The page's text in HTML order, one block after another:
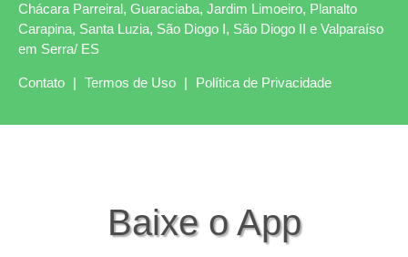
Chácara Parreiral, Guaraciaba, Jardim Limoeiro, Planalto
Carapina, Santa Luzia, São Diogo I, São Diogo II e Valparaíso
em Serra/ ES
Contato | Termos de Uso | Política de Privacidade
Baixe o App